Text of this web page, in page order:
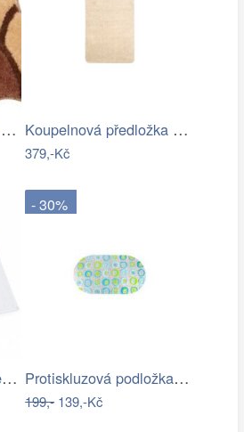
Koupelnová předložka AOSTA Koupelnová předložka Optima 60x90 cm…
379,-Kč
Profod Koupelnová předložka 2S bílá…
- 30%
Protiskluzová podložka do koupelny…
199,-139,-Kč